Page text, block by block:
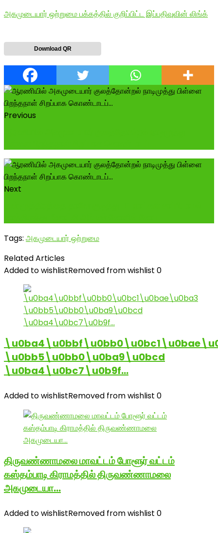
அகமுடையார் ஒற்றுமை பக்கத்தில் குறிப்பிட்ட இப்பதிவுவின் லிங்க்
Download QR
Previous
Next
Tags: அகமுடையார் ஒற்றுமை
Related Articles
Added to wishlistRemoved from wishlist 0
\u0bb5\u0bb0\u0ba9\u0bcd
\u0ba4\u0bc7\u0b9f…
Added to wishlistRemoved from wishlist 0
திருவண்ணாமலை மாவட்டம் போளூர் வட்டம்
கஸ்தம்பாடி கிராமத்தில் திருவண்ணாமலை
அகமுடையா…
Added to wishlistRemoved from wishlist 0